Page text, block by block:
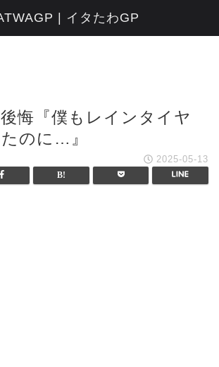
悔『僕もレインタイヤ
のに…』
2025-05-13
| イタたわGP